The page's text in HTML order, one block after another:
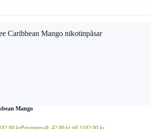
Mango